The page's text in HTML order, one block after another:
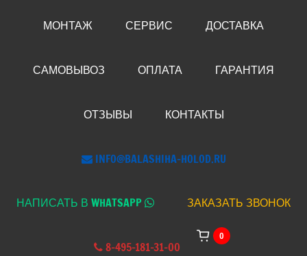
МОНТАЖ СЕРВИС ДОСТАВКА
САМОВЫВОЗ ОПЛАТА ГАРАНТИЯ
ОТЗЫВЫ КОНТАКТЫ
INFO@BALASHIHA-HOLOD.RU
НАПИСАТЬ В WHATSAPP ЗАКАЗАТЬ ЗВОНОК
8-495-181-31-00
0